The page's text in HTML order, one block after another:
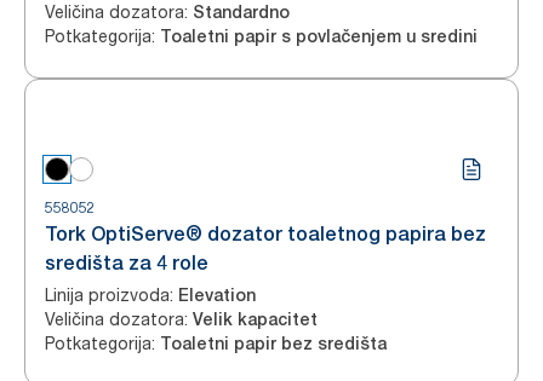
Veličina dozatora: Standardno
Potkategorija: Toaletni papir s povlačenjem u sredini
558052
Tork OptiServe® dozator toaletnog papira bez
središta za 4 role
Linija proizvoda: Elevation
Veličina dozatora: Velik kapacitet
Potkategorija: Toaletni papir bez središta